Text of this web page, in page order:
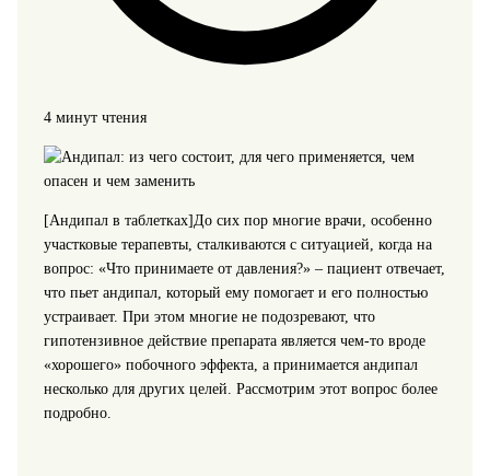
4 минут чтения
[Андипал в таблетках]До сих пор многие врачи, особенно
участковые терапевты, сталкиваются с ситуацией, когда на
вопрос: «Что принимаете от давления?»– пациент отвечает,
что пьет андипал, который ему помогает и его полностью
устраивает. При этом многие не подозревают, что
гипотензивное действие препарата является чем-то вроде
«хорошего» побочного эффекта, а принимается андипал
несколько для других целей. Рассмотрим этот вопрос более
подробно.